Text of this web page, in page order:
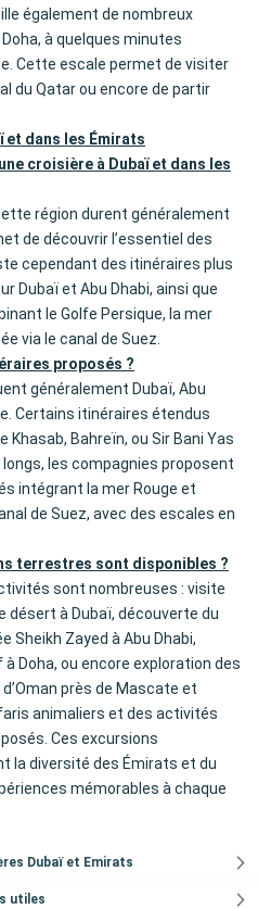
également de nombreux
à quelques minutes
Cette escale permet de visiter
du Qatar ou encore de partir
et dans les Émirats
croisière à Dubaï et dans les
région durent généralement
de découvrir l’essentiel des
cependant des itinéraires plus
Dubaï et Abu Dhabi, ainsi que
le Golfe Persique, la mer
via le canal de Suez.
proposés ?
généralement Dubaï, Abu
Certains itinéraires étendus
Bahreïn, ou Sir Bani Yas
les compagnies proposent
intégrant la mer Rouge et
de Suez, avec des escales en
terrestres sont disponibles ?
sont nombreuses : visite
désert à Dubaï, découverte du
Sheikh Zayed à Abu Dhabi,
Doha, ou encore exploration des
près de Mascate et
animaliers et des activités
Ces excursions
la diversité des Émirats et du
mémorables à chaque
Dubaï et Emirats
utiles